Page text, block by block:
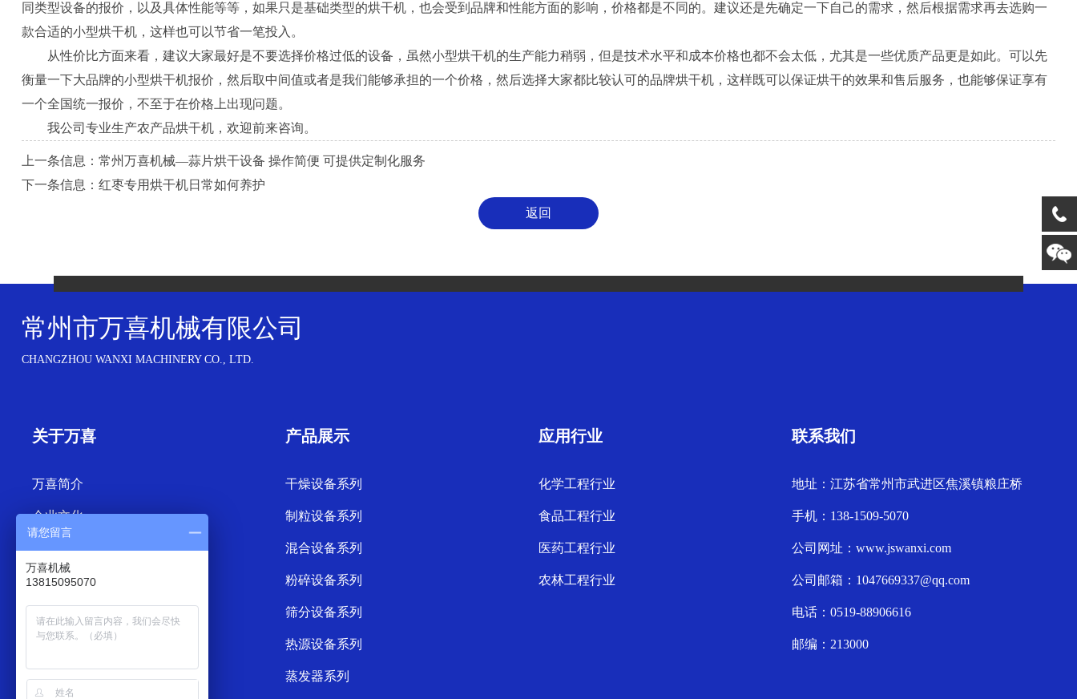
同类型设备的报价，以及具体性能等等，如果只是基础类型的烘干机，也会受到品牌和性能方面的影响，价格都是不同的。建议还是先确定一下自己的需求，然后根据需求再去选购一
款合适的小型烘干机，这样也可以节省一笔投入。
从性价比方面来看，建议大家最好是不要选择价格过低的设备，虽然小型烘干机的生产能力稍弱，但是技术水平和成本价格也都不会太低，尤其是一些优质产品更是如此。可以先
衡量一下大品牌的小型烘干机报价，然后取中间值或者是我们能够承担的一个价格，然后选择大家都比较认可的品牌烘干机，这样既可以保证烘干的效果和售后服务，也能够保证享有
一个全国统一报价，不至于在价格上出现问题。
我公司专业生产农产品烘干机，欢迎前来咨询。
上一条信息： 常州万喜机械—蒜片烘干设备 操作简便 可提供定制化服务
下一条信息： 红枣专用烘干机日常如何养护
常州市万喜机械有限公司
CHANGZHOU WANXI MACHINERY CO., LTD.
关于万喜
万喜简介
企业文化
产品展示
干燥设备系列
制粒设备系列
混合设备系列
粉碎设备系列
筛分设备系列
热源设备系列
蒸发器系列
应用行业
化学工程行业
食品工程行业
医药工程行业
农林工程行业
联系我们
地址：江苏省常州市武进区焦溪镇粮庄桥
手机：138-1509-5070
公司网址：www.jswanxi.com
公司邮箱：1047669337@qq.com
电话：0519-88906616
邮编：213000
请您留言
万喜机械
13815095070